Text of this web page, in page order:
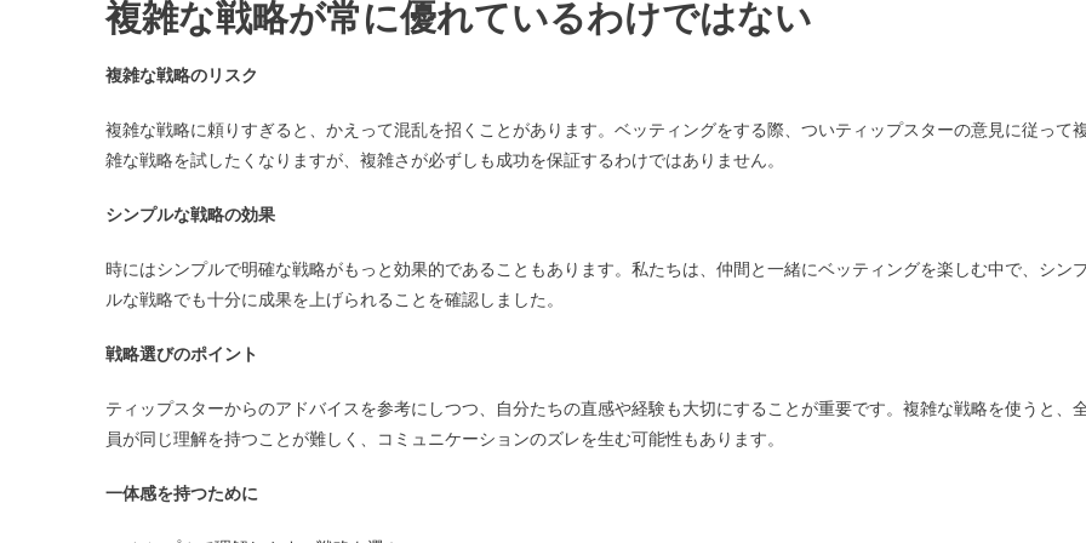
複雑な戦略が常に優れているわけではない
複雑な戦略のリスク
複雑な戦略に頼りすぎると、かえって混乱を招くことがあります。ベッティングをする際、ついティップスターの意見に従って
雑な戦略を試したくなりますが、複雑さが必ずしも成功を保証するわけではありません。
シンプルな戦略の効果
時にはシンプルで明確な戦略がもっと効果的であることもあります。私たちは、仲間と一緒にベッティングを楽しむ中で、シン
ルな戦略でも十分に成果を上げられることを確認しました。
戦略選びのポイント
ティップスターからのアドバイスを参考にしつつ、自分たちの直感や経験も大切にすることが重要です。複雑な戦略を使うと、
員が同じ理解を持つことが難しく、コミュニケーションのズレを生む可能性もあります。
一体感を持つために